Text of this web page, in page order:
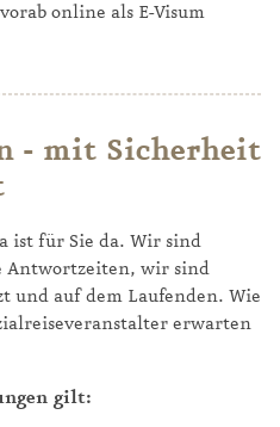
online als E-Visum
- mit Sicherheit
ist für Sie da. Wir sind
Antwortzeiten, wir sind
auf dem Laufenden. Wie
erwarten
gilt: